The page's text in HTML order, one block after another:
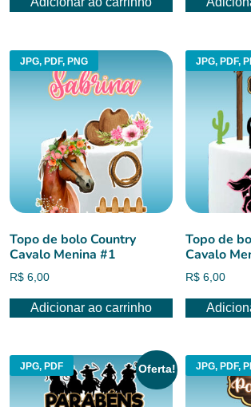
JPG, PDF, PNG
Topo de bolo Country
Cavalo Menina #1
R$ 6,00
Adicionar ao carrinho
JPG, PDF,
Topo de
Cavalo
R$ 6,00
JPG, PDF Oferta! JPG, PDF,